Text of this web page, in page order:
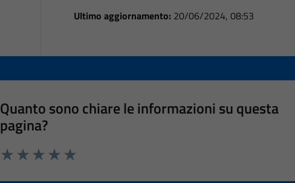
Ultimo aggiornamento: 20/06/2024, 08:53
Quanto sono chiare le informazioni su questa
pagina?